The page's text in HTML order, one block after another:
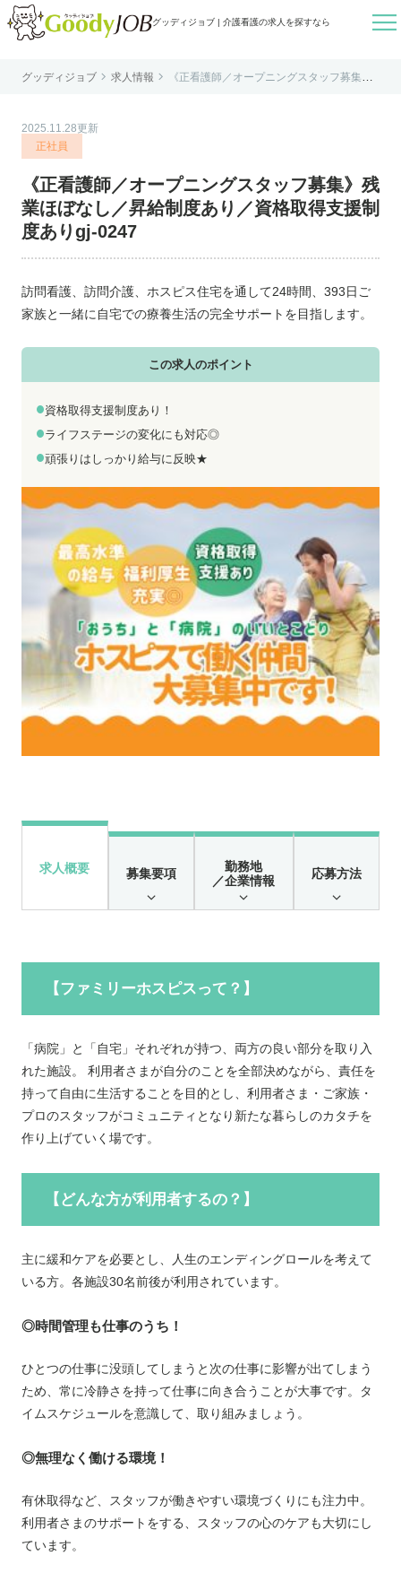
グッディジョブ | 介護看護の求人を探すなら 
はじめての方へ
個人情報保護方針
お知らせ
お問い合わせ
お電話でのお問い合わせ
平日 9:00～18:00
0800-555-1109
グッディジョブ  求人情報 
《正看護師／オープニングスタッフ募集》
2025.11.28更新
正社員
《正看護師／オープニングスタッフ募集》残
業ほぼなし／昇給制度あり／資格取得支援制
度ありgj-0247
訪問看護、訪問介護、ホスピス住宅を通して24時間、393日ご
家族と一緒に自宅での療養生活の完全サポートを目指します。
この求人のポイント
資格取得支援制度あり！
ライフステージの変化にも対応◎
頑張りはしっかり給与に反映★
求人概要 募集要項
勤務地
／企業情報
応募方法
【ファミリーホスピスって？】
「病院」と「自宅」それぞれが持つ、両方の良い部分を取り入
れた施設。 利用者さまが自分のことを全部決めながら、責任を
持って自由に生活することを目的とし、利用者さま・ご家族・
プロのスタッフがコミュニティとなり新たな暮らしのカタチを
作り上げていく場です。
【どんな方が利用者するの？】
主に緩和ケアを必要とし、人生のエンディングロールを考えて
いる方。各施設30名前後が利用されています。
◎時間管理も仕事のうち！
ひとつの仕事に没頭してしまうと次の仕事に影響が出てしまう
ため、常に冷静さを持って仕事に向き合うことが大事です。タ
イムスケジュールを意識して、取り組みましょう。
◎無理なく働ける環境！
有休取得など、スタッフが働きやすい環境づくりにも注力中。
利用者さまのサポートをする、スタッフの心のケアも大切にし
ています。